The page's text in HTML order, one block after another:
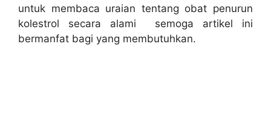
untuk membaca uraian tentang obat penurun
kolestrol secara alami semoga artikel ini
bermanfat bagi yang membutuhkan.